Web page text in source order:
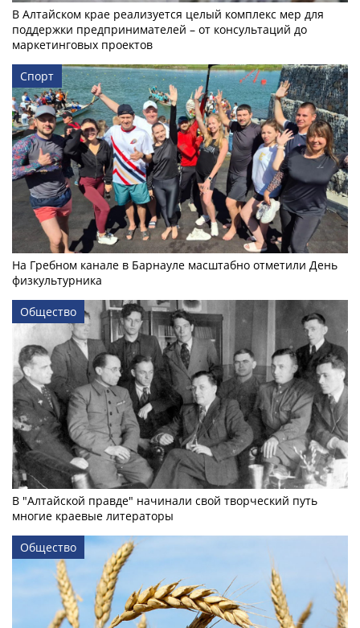
В Алтайском крае реализуется целый комплекс мер для
поддержки предпринимателей – от консультаций до
маркетинговых проектов
Спорт
На Гребном канале в Барнауле масштабно отметили День
физкультурника
Общество
В "Алтайской правде" начинали свой творческий путь
многие краевые литераторы
Общество